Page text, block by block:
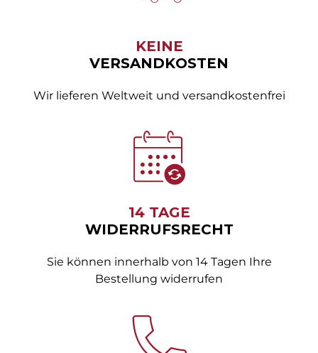
KEINE
VERSANDKOSTEN
Wir lieferen Weltweit und versandkostenfrei
14 TAGE
WIDERRUFSRECHT
Sie können innerhalb von 14 Tagen Ihre
Bestellung widerrufen